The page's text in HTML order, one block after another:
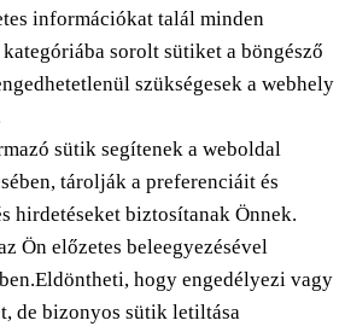
információkat talál minden
sorolt sütiket a böngésző
szükségesek a webhely
sütik segítenek a weboldal
tárolják a preferenciáit és
hirdetéseket biztosítanak Önnek.
Ön előzetes beleegyezésével
hogy engedélyezi vagy
de bizonyos sütik letiltása